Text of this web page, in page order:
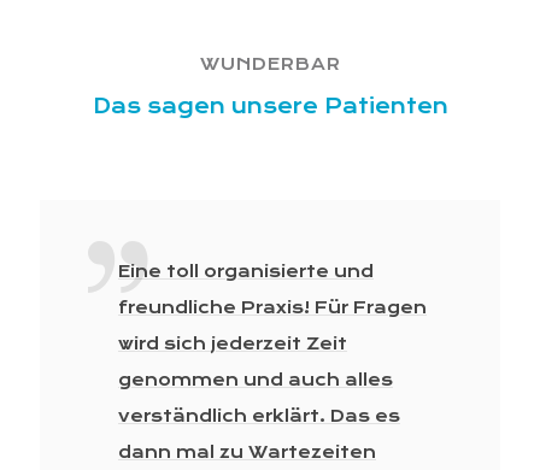
WUNDERBAR
Das sagen unsere Patienten
Eine toll organisierte und
freundliche Praxis! Für Fragen
wird sich jederzeit Zeit
genommen und auch alles
verständlich erklärt. Das es
dann mal zu Wartezeiten